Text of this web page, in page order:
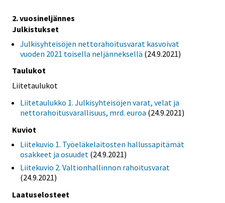
2. vuosineljännes
Julkistukset
Julkisyhteisöjen nettorahoitusvarat kasvoivat
vuoden 2021 toisella neljänneksellä (24.9.2021)
Taulukot
Liitetaulukot
Liitetaulukko 1. Julkisyhteisöjen varat, velat ja
nettorahoitusvarallisuus, mrd. euroa (24.9.2021)
Kuviot
Liitekuvio 1. Työeläkelaitosten hallussapitämät
osakkeet ja osuudet (24.9.2021)
Liitekuvio 2. Valtionhallinnon rahoitusvarat
(24.9.2021)
Laatuselosteet